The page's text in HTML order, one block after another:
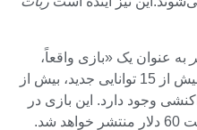
به عنوان یک «بازی واقعاً،
واقعاً بزرگ». بیش از 80 سطح، بیش از 15 توانایی جدید، بیش از
وجود دارد. این بازی در
تاریخ 6 سپتامبر برای PS5 با قیمت 60 دلار منتشر خواهد شد.